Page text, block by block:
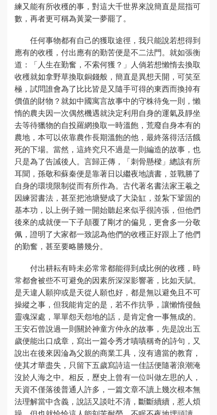
練又能有所收穫的事，對這大千世界來說簡直是屈指可
數，再者更可稱為黃粱一夢罷了。
任何事物都有自己的獲取途徑，我只能說若想得到
應有的收穫，付出應有的勤苦便是不二法門。就如張衡
道：「人生在勤奮，不索何獲？」人倘若想懶惰去換取
收穫就如拿野草換取銅錢般，簡直是異想天開，可笑至
極，試問誰會為了比比皆是又隨手可得的東西而換掉有
價值的財物？就如中國寓言故事中的守株待兔一則，懶
惰的農夫因一次偶然機遇就決定利用自身的運氣及靜坐
去等待獵物的自投羅網換取一時溫飽，荒廢自身本有的
農地，本可以依靠農作長期溫飽的他，最終落得活活餓
死的下場。當然，這終究只不過是一則編造的故事，也
只是為了告誡後人。言歸正傳，「刺骨懸樑」總該有所
耳聞，孫敬和蘇秦便是靠著日以繼夜地讀書，並戰勝了
自身的環境限制從而有所作為。古代著名書法家王羲之
因練習書法，甚至把池塘變成了大染缸，並紮下鞏固的
基本功，以上例子雖一開始聽起來似乎很誇張，但他們
後來的成就便一下子顛覆了剛才的偏見，更會多一分敬
佩，證明了大家都一致認為他們的收穫正好跟上了他們
的勤奮，甚至要略勝幾分。
付出耕耘有時未必常常都能得到成比例的收穫，時
常都會被些不可避免的因素所深深影響著，比如天賦。
是天違人願抑或是天從人願也好，都是無以避免且不可
操縱之事，但我能肯定的是，若不作抗爭，讓懶惰侵蝕
靈魂深處，單單怨天怨地的話，是肯定會一事無成的。
王安石曾說過一則關於神童方仲永的故事，先是說出五
歲便能出口成章，寫出一篇令秀才嘖嘖稱奇的詩句，又
說出在後來因淪為父親的商業工具，沒有適當的教育，
使其才華盡失，只留下五歲寫詩這一佳話便隨著浪潮淹
沒於人海之中。相反，歷史上曾有一位叫做左思的人，
天資不僅落後普通人許多，一篇文章不讀上幾次根本無
法理解當中含義，說話又談吐不清，斷斷續續，惹人煩